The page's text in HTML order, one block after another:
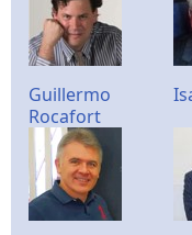
Guillermo
Rocafort